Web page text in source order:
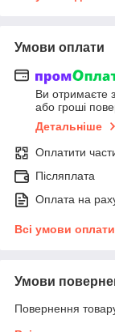
Умови оплати
Ви отримаєте
або гроші
Детальніше
Оплатити
Післяплата
Оплата на
Всі умови оплати
Умови
Повернення